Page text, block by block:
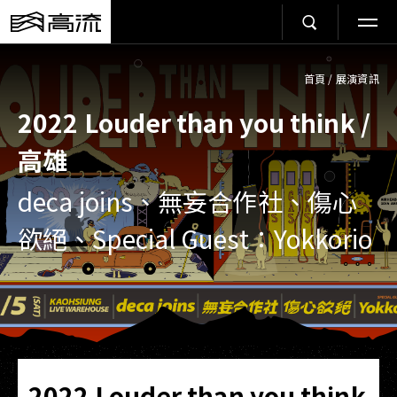
首頁 / 展演資訊
2022 Louder than you think /
高雄
deca joins、無妄合作社、傷心
欲絕​、Special Guest：Yokkorio